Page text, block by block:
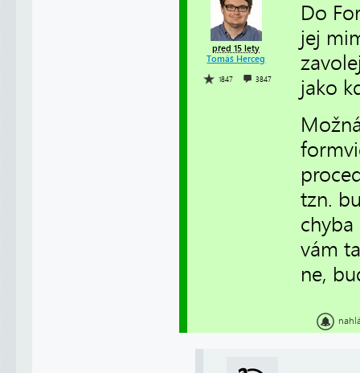
před 15 lety
Tomáš Herceg
1847 3847
Do
jej
jako
tzn.
chyba
vám
ne,